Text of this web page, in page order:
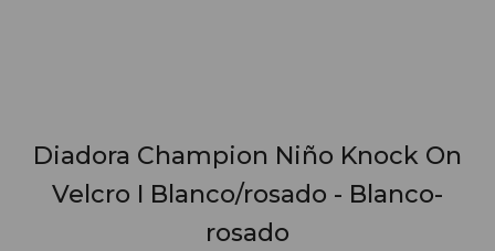
Diadora Champion Niño Knock On
Velcro I Blanco/rosado - Blanco-
rosado